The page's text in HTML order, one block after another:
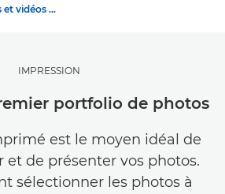
Stockez vos photos et vidéos à moindre coût
IMPRESSION
portfolio de photos
est le moyen idéal de
et de présenter vos photos.
sélectionner les photos à